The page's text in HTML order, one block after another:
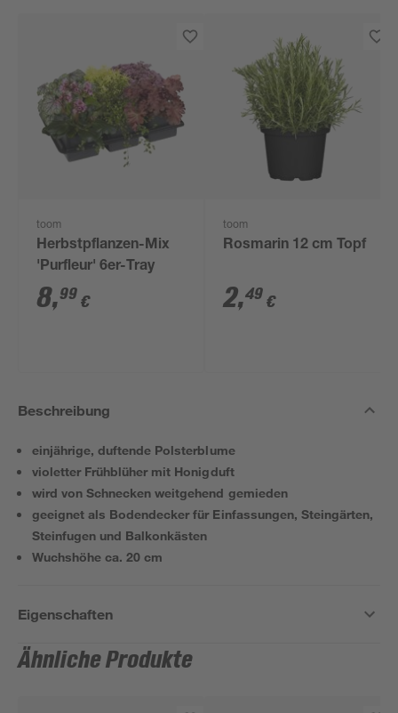
toom
Herbstpflanzen-Mix
'Purfleur' 6er-Tray
8,99 €
toom
Rosmarin 12 cm Topf
2,49 €
Beschreibung
einjährige, duftende Polsterblume
violetter Frühblüher mit Honigduft
wird von Schnecken weitgehend gemieden
geeignet als Bodendecker für Einfassungen, Steingärten,
Steinfugen und Balkonkästen
Wuchshöhe ca. 20 cm
Eigenschaften
Ähnliche Produkte